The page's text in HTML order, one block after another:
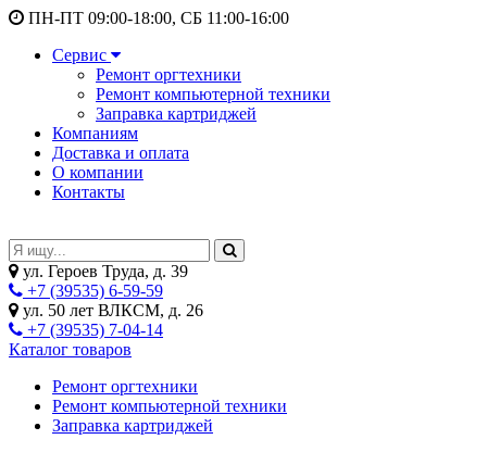
ПН-ПТ 09:00-18:00, СБ 11:00-16:00
Сервис
Ремонт оргтехники
Ремонт компьютерной техники
Заправка картриджей
Компаниям
Доставка и оплата
О компании
Контакты
ул. Героев Труда, д. 39
+7 (39535) 6-59-59
ул. 50 лет ВЛКСМ, д. 26
+7 (39535) 7-04-14
Каталог товаров
Ремонт оргтехники
Ремонт компьютерной техники
Заправка картриджей